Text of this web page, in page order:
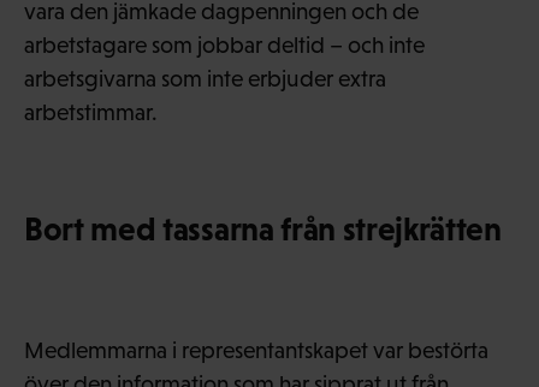
vara den jämkade dagpenningen och de
arbetstagare som jobbar deltid – och inte
arbetsgivarna som inte erbjuder extra
arbetstimmar.
Bort med tassarna från strejkrätten
Medlemmarna i representantskapet var bestörta